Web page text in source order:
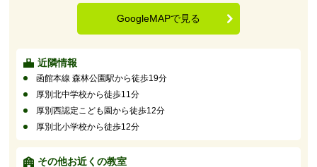
GoogleMAPで見る
近隣情報
函館本線 森林公園駅から徒歩19分
厚別北中学校から徒歩11分
厚別西認定こども園から徒歩12分
厚別北小学校から徒歩12分
その他お近くの教室